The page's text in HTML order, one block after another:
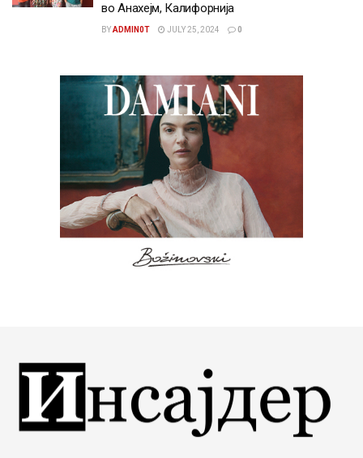
во Анахејм, Калифорнија
BYADMIN0T JULY 25, 2024 0